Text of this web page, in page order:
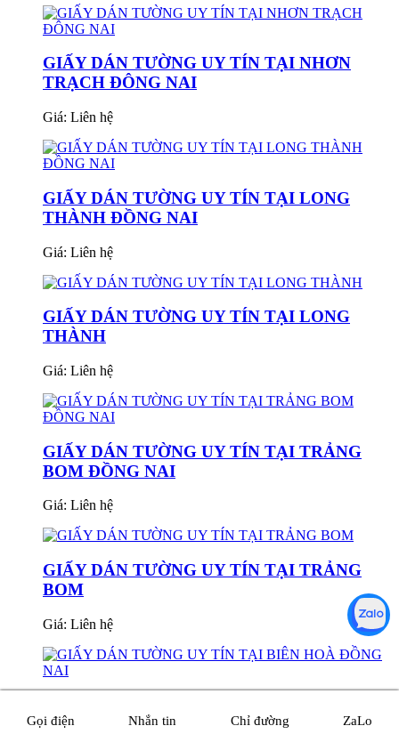
GIẤY DÁN TƯỜNG UY TÍN TẠI NHƠN
TRẠCH ĐÔNG NAI
Giá: Liên hệ
GIẤY DÁN TƯỜNG UY TÍN TẠI LONG
THÀNH ĐỒNG NAI
Giá: Liên hệ
GIẤY DÁN TƯỜNG UY TÍN TẠI LONG
THÀNH
Giá: Liên hệ
GIẤY DÁN TƯỜNG UY TÍN TẠI TRẢNG
BOM ĐỒNG NAI
Giá: Liên hệ
GIẤY DÁN TƯỜNG UY TÍN TẠI TRẢNG
BOM
Giá: Liên hệ
ĐỒNG NAI
Gọi điện Nhắn tin Chỉ đường ZaLo